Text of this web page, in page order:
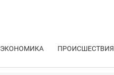
ЭКОНОМИКА ПРОИСШЕСТВИЯ